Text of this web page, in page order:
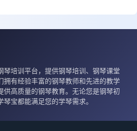
琴培训平台，提供钢琴培训、钢琴课堂
拥有经验丰富的钢琴教师和先进的教学
供高质量的钢琴教育。无论您是钢琴初
宝都能满足您的学琴需求。